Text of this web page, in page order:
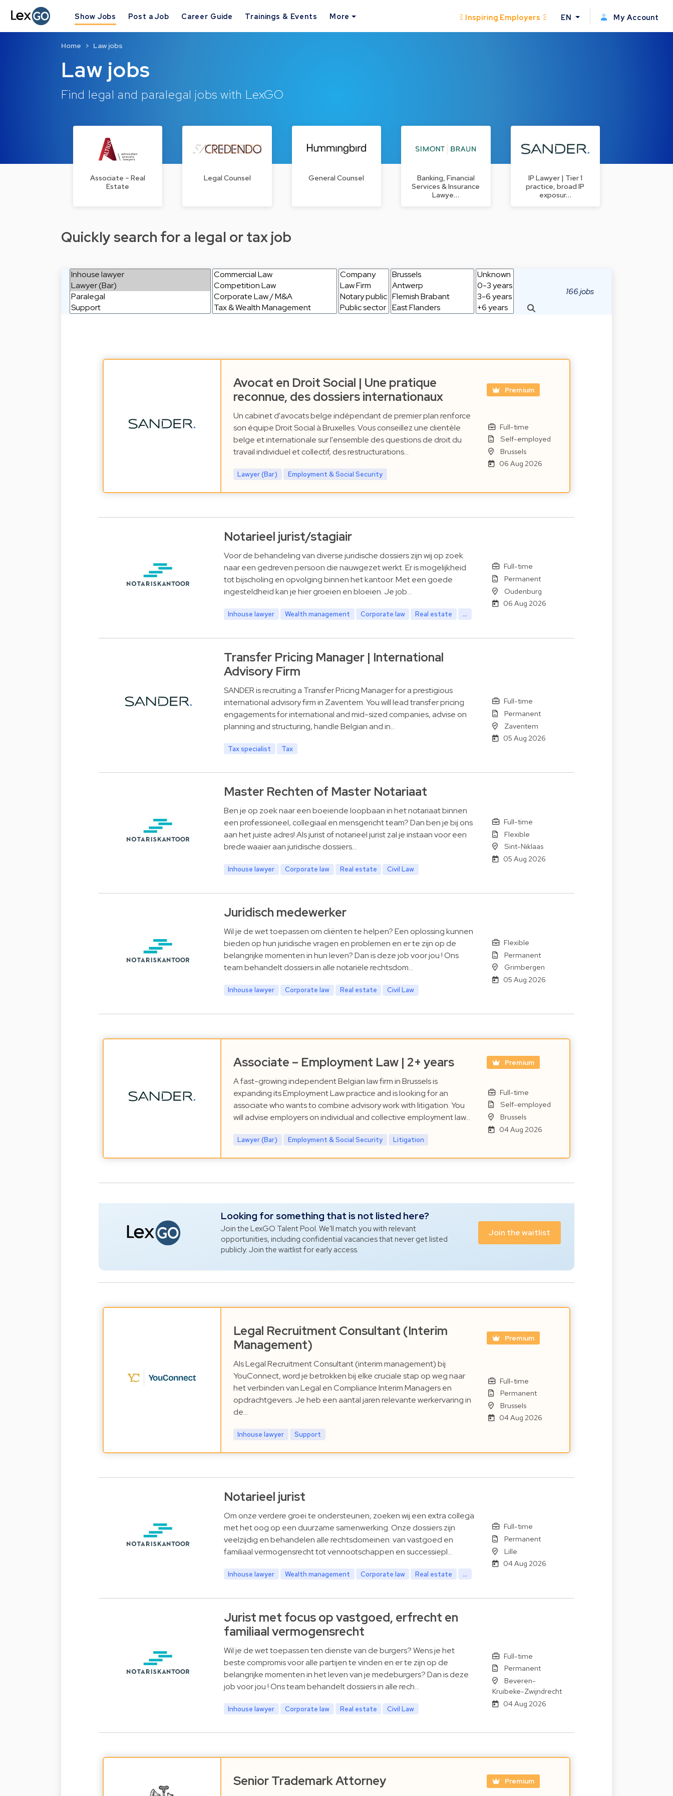
Show Jobs Post a Job Career Guide Trainings & Events More Inspiring Employers EN My Account
Law jobs
Find legal and paralegal jobs with LexGO
Home Law jobs
Associate – Real
Estate
Legal Counsel General Counsel
Banking, Financial
Services & Insurance
Lawye…
IP Lawyer | Tier 1
practice, broad IP
exposur…
Quickly search for a legal or tax job
166 jobs
Avocat en Droit Social | Une pratique
reconnue, des dossiers internationaux
Premium
Un cabinet d'avocats belge indépendant de premier plan renforce
son équipe Droit Social à Bruxelles. Vous conseillez une clientèle
belge et internationale sur l'ensemble des questions de droit du
travail individuel et collectif, des restructurations…
Lawyer (Bar) Employment & Social Security
Full-time
Self-employed
Brussels
06 Aug 2026
Notarieel jurist/stagiair
Voor de behandeling van diverse juridische dossiers zijn wij op zoek
naar een gedreven persoon die nauwgezet werkt. Er is mogelijkheid
tot bijscholing en opvolging binnen het kantoor. Met een goede
ingesteldheid kan je hier groeien en bloeien. Je job…
Inhouse lawyer Wealth management Corporate law Real estate ...
Full-time
Permanent
Oudenburg
06 Aug 2026
Transfer Pricing Manager | International
Advisory Firm
SANDER is recruiting a Transfer Pricing Manager for a prestigious
international advisory firm in Zaventem. You will lead transfer pricing
engagements for international and mid-sized companies, advise on
planning and structuring, handle Belgian and in…
Tax specialist Tax
Full-time
Permanent
Zaventem
05 Aug 2026
Master Rechten of Master Notariaat
Ben je op zoek naar een boeiende loopbaan in het notariaat binnen
een professioneel, collegiaal en mensgericht team? Dan ben je bij ons
aan het juiste adres! Als jurist of notarieel jurist zal je instaan voor een
brede waaier aan juridische dossiers…
Inhouse lawyer Corporate law Real estate Civil Law
Full-time
Flexible
Sint-Niklaas
05 Aug 2026
Juridisch medewerker
Wil je de wet toepassen om cliënten te helpen? Een oplossing kunnen
bieden op hun juridische vragen en problemen en er te zijn op de
belangrijke momenten in hun leven? Dan is deze job voor jou ! Ons
team behandelt dossiers in alle notariële rechtsdom…
Inhouse lawyer Corporate law Real estate Civil Law
Flexible
Permanent
Grimbergen
05 Aug 2026
Associate – Employment Law | 2+ years Premium
A fast-growing independent Belgian law firm in Brussels is
expanding its Employment Law practice and is looking for an
associate who wants to combine advisory work with litigation. You
will advise employers on individual and collective employment law…
Lawyer (Bar) Employment & Social Security Litigation
Full-time
Self-employed
Brussels
04 Aug 2026
Looking for something that is not listed here?
Join the LexGO Talent Pool. We'll match you with relevant
opportunities, including confidential vacancies that never get listed
publicly. Join the waitlist for early access.
Join the waitlist
Legal Recruitment Consultant (Interim
Management)
Premium
Als Legal Recruitment Consultant (interim management) bij
YouConnect, word je betrokken bij elke cruciale stap op weg naar
het verbinden van Legal en Compliance Interim Managers en
opdrachtgevers. Je heb een aantal jaren relevante werkervaring in
de…
Inhouse lawyer Support
Full-time
Permanent
Brussels
04 Aug 2026
Notarieel jurist
Om onze verdere groei te ondersteunen, zoeken wij een extra collega
met het oog op een duurzame samenwerking. Onze dossiers zijn
veelzijdig en behandelen alle rechtsdomeinen: van vastgoed en
familiaal vermogensrecht tot vennootschappen en successiepl…
Inhouse lawyer Wealth management Corporate law Real estate ...
Full-time
Permanent
Lille
04 Aug 2026
Jurist met focus op vastgoed, erfrecht en
familiaal vermogensrecht
Wil je de wet toepassen ten dienste van de burgers? Wens je het
beste compromis voor alle partijen te vinden en er te zijn op de
belangrijke momenten in het leven van je medeburgers? Dan is deze
job voor jou ! Ons team behandelt dossiers in alle rech…
Inhouse lawyer Corporate law Real estate Civil Law
Full-time
Permanent
Beveren-
Kruibeke-Zwijndrecht
04 Aug 2026
Senior Trademark Attorney Premium